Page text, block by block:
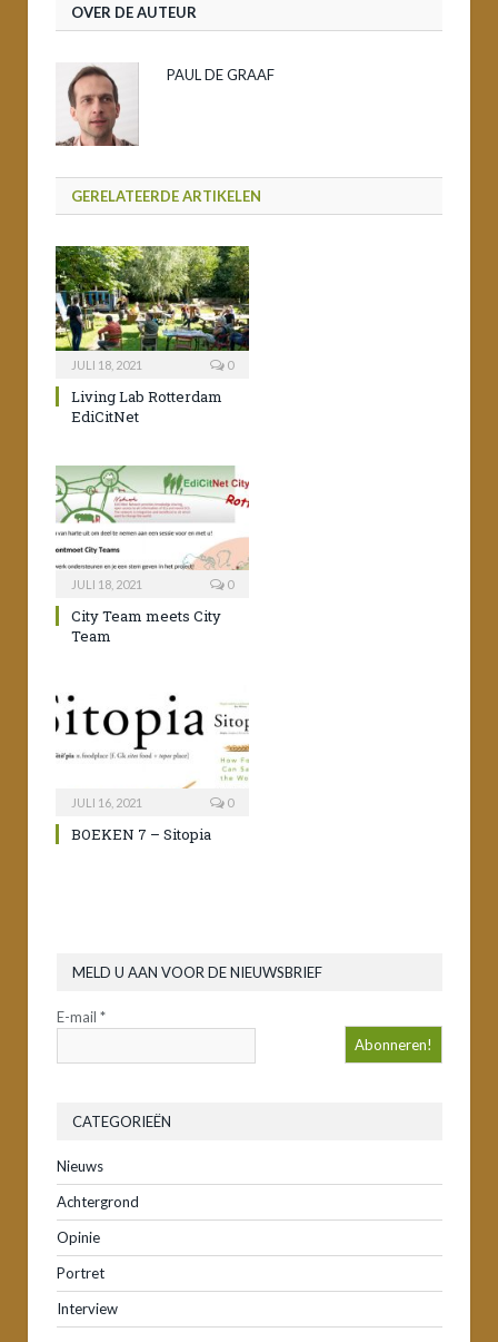
OVER DE AUTEUR
PAUL DE GRAAF
GERELATEERDE ARTIKELEN
JULI 18, 2021 0
Living Lab Rotterdam
EdiCitNet
JULI 18, 2021 0
City Team meets City
Team
JULI 16, 2021 0
BOEKEN 7 – Sitopia
MELD U AAN VOOR DE NIEUWSBRIEF
E-mail *
CATEGORIEËN
Nieuws
Achtergrond
Opinie
Portret
Interview